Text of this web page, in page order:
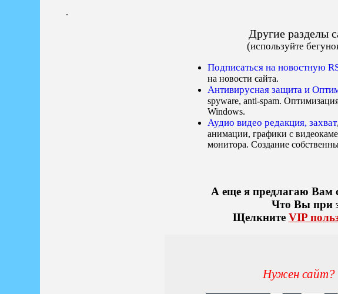
.
Другие разделы
(используйте
А еще я предлагаю Вам
Что Вы при
Щелкните VIP